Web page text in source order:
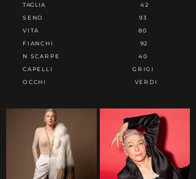
TAGLIA
SENO
VITA
FIANCHI
N SCARPE
CAPELLI
OCCHI
42
93
80
92
40
GRIGI
VERDI